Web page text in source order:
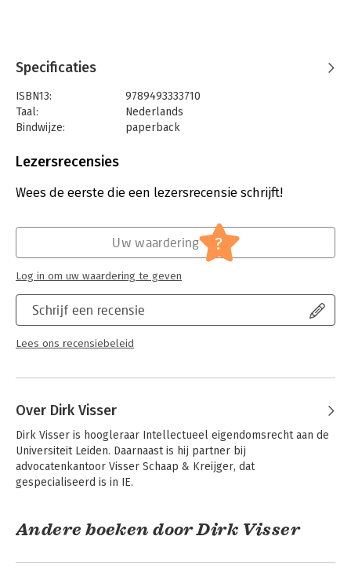
Specificaties
ISBN13:
9789493333710
Taal:
Nederlands
Bindwijze:
paperback
Druk:
Intellectuele + Industriële eigendom
algemeen
Serie:
Ars Aequi Wetseditie
Lezersrecensies
Wees de eerste die een lezersrecensie schrijft!
Schrijf een recensie
Lees ons recensiebeleid
Uw waardering ?
Log in om uw waardering te geven
Over Dirk Visser
Dirk Visser is hoogleraar Intellectueel eigendomsrecht aan de
Universiteit Leiden. Daarnaast is hij partner bij
advocatenkantoor Visser Schaap & Kreijger, dat
gespecialiseerd is in IE.
Andere boeken door Dirk Visser